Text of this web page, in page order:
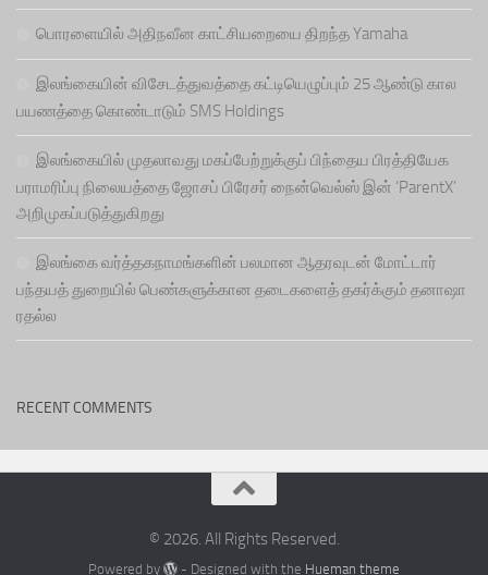
பொரளையில் அதிநவீன காட்சியறையை திறந்த Yamaha
இலங்கையின் விசேடத்துவத்தை கட்டியெழுப்பும் 25 ஆண்டு கால
பயணத்தை கொண்டாடும் SMS Holdings
இலங்கையில் முதலாவது மகப்பேற்றுக்குப் பிந்தைய பிரத்தியேக
பராமரிப்பு நிலையத்தை ஜோசப் பிரேசர் நைன்வெல்ஸ் இன் ‘ParentX’
அறிமுகப்படுத்துகிறது
இலங்கை வர்த்தகநாமங்களின் பலமான ஆதரவுடன் மோட்டார்
பந்தயத் துறையில் பெண்களுக்கான தடைகளைத் தகர்க்கும் தனாஷா
ரதல்ல
RECENT COMMENTS
© 2026. All Rights Reserved.
Powered by - Designed with the Hueman theme